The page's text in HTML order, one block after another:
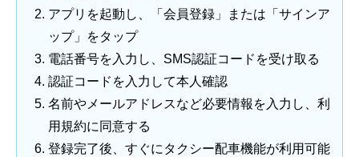
アプリを起動し、「会員登録」または「サインア
ップ」をタップ
電話番号を入力し、SMS認証コードを受け取る
認証コードを入力して本人確認
名前やメールアドレスなど必要情報を入力し、利
用規約に同意する
登録完了後、すぐにタクシー配車機能が利用可能